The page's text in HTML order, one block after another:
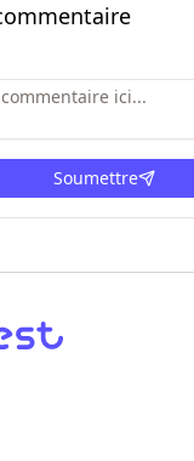
Soumettre